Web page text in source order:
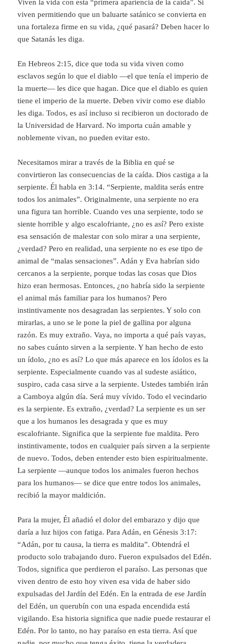
Viven la vida con esta “primera apariencia de la caída”. Si
viven permitiendo que un baluarte satánico se convierta en
una fortaleza firme en su vida, ¿qué pasará? Deben hacer lo
que Satanás les diga.
En Hebreos 2:15, dice que toda su vida viven como
esclavos según lo que el diablo —el que tenía el imperio de
la muerte— les dice que hagan. Dice que el diablo es quien
tiene el imperio de la muerte. Deben vivir como ese diablo
les diga. Todos, es así incluso si recibieron un doctorado de
la Universidad de Harvard. No importa cuán amable y
noblemente vivan, no pueden evitar esto.
Necesitamos mirar a través de la Biblia en qué se
convirtieron las consecuencias de la caída. Dios castiga a la
serpiente. Él habla en 3:14. “Serpiente, maldita serás entre
todos los animales”. Originalmente, una serpiente no era
una figura tan horrible. Cuando ves una serpiente, todo se
siente horrible y algo escalofriante, ¿no es así? Pero existe
esa sensación de malestar con solo mirar a una serpiente,
¿verdad? Pero en realidad, una serpiente no es ese tipo de
animal de “malas sensaciones”. Adán y Eva habrían sido
cercanos a la serpiente, porque todas las cosas que Dios
hizo eran hermosas. Entonces, ¿no habría sido la serpiente
el animal más familiar para los humanos? Pero
instintivamente nos desagradan las serpientes. Y solo con
mirarlas, a uno se le pone la piel de gallina por alguna
razón. Es muy extraño. Vaya, no importa a qué país vayas,
no sabes cuánto sirven a la serpiente. Y han hecho de esto
un ídolo, ¿no es así? Lo que más aparece en los ídolos es la
serpiente. Especialmente cuando vas al sudeste asiático,
suspiro, cada casa sirve a la serpiente. Ustedes también irán
a Camboya algún día. Será muy vívido. Todo el vecindario
es la serpiente. Es extraño, ¿verdad? La serpiente es un ser
que a los humanos les desagrada y que es muy
escalofriante. Significa que la serpiente fue maldita. Pero
instintivamente, todos en cualquier país sirven a la serpiente
de nuevo. Todos, deben entender esto bien espiritualmente.
La serpiente —aunque todos los animales fueron hechos
para los humanos— se dice que entre todos los animales,
recibió la mayor maldición.
Para la mujer, Él añadió el dolor del embarazo y dijo que
daría a luz hijos con fatiga. Para Adán, en Génesis 3:17:
“Adán, por tu causa, la tierra es maldita”. Obtendrá el
producto solo trabajando duro. Fueron expulsados del Edén.
Todos, significa que perdieron el paraíso. Las personas que
viven dentro de esto hoy viven esa vida de haber sido
expulsadas del Jardín del Edén. En la entrada de ese Jardín
del Edén, un querubín con una espada encendida está
vigilando. Esa historia significa que nadie puede restaurar el
Edén. Por lo tanto, no hay paraíso en esta tierra. Así que